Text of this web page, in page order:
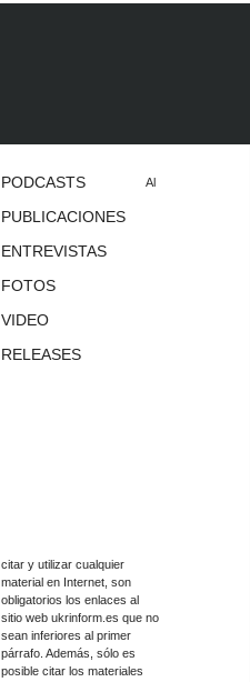
PODCASTS
PUBLICACIONES
ENTREVISTAS
FOTOS
VIDEO
RELEASES
Al
citar y utilizar cualquier
material en Internet, son
obligatorios los enlaces al
sitio web ukrinform.es que no
sean inferiores al primer
párrafo. Además, sólo es
posible citar los materiales